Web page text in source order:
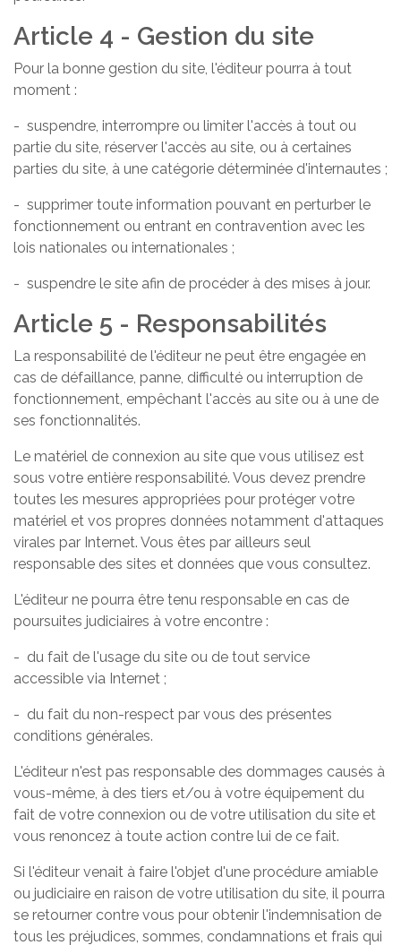
Article 4 - Gestion du site
Pour la bonne gestion du site, l'éditeur pourra à tout
moment :
- suspendre, interrompre ou limiter l'accès à tout ou
partie du site, réserver l'accès au site, ou à certaines
parties du site, à une catégorie déterminée d'internautes ;
- supprimer toute information pouvant en perturber le
fonctionnement ou entrant en contravention avec les
lois nationales ou internationales ;
- suspendre le site afin de procéder à des mises à jour.
Article 5 - Responsabilités
La responsabilité de l'éditeur ne peut être engagée en
cas de défaillance, panne, difficulté ou interruption de
fonctionnement, empêchant l'accès au site ou à une de
ses fonctionnalités.
Le matériel de connexion au site que vous utilisez est
sous votre entière responsabilité. Vous devez prendre
toutes les mesures appropriées pour protéger votre
matériel et vos propres données notamment d'attaques
virales par Internet. Vous êtes par ailleurs seul
responsable des sites et données que vous consultez.
L'éditeur ne pourra être tenu responsable en cas de
poursuites judiciaires à votre encontre :
- du fait de l'usage du site ou de tout service
accessible via Internet ;
- du fait du non-respect par vous des présentes
conditions générales.
L'éditeur n'est pas responsable des dommages causés à
vous-même, à des tiers et/ou à votre équipement du
fait de votre connexion ou de votre utilisation du site et
vous renoncez à toute action contre lui de ce fait.
Si l'éditeur venait à faire l'objet d'une procédure amiable
ou judiciaire en raison de votre utilisation du site, il pourra
se retourner contre vous pour obtenir l'indemnisation de
tous les préjudices, sommes, condamnations et frais qui